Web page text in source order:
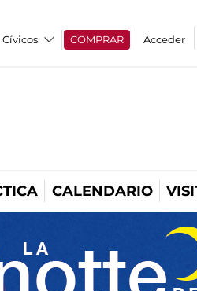
Cívicos COMPRAR Acceder
CALENDARIO